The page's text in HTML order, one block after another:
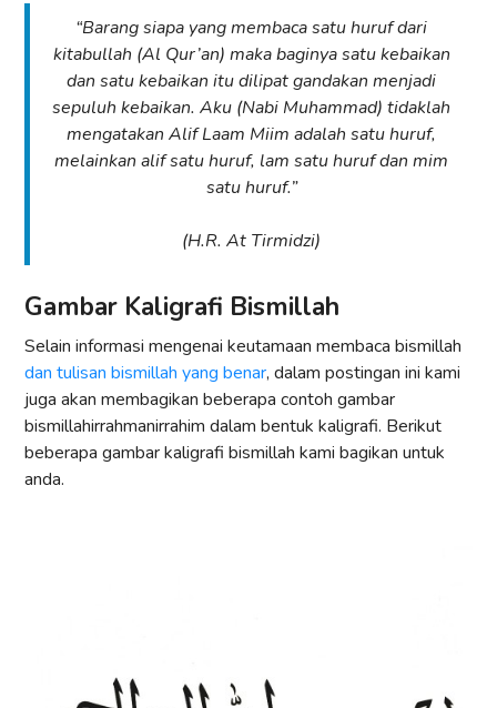
“Barang siapa yang membaca satu huruf dari
kitabullah (Al Qur’an) maka baginya satu kebaikan
dan satu kebaikan itu dilipat gandakan menjadi
sepuluh kebaikan. Aku (Nabi Muhammad) tidaklah
mengatakan Alif Laam Miim adalah satu huruf,
melainkan alif satu huruf, lam satu huruf dan mim
satu huruf.”
(H.R. At Tirmidzi)
Gambar Kaligrafi Bismillah
Selain informasi mengenai keutamaan membaca bismillah
dan tulisan bismillah yang benar, dalam postingan ini kami
juga akan membagikan beberapa contoh gambar
bismillahirrahmanirrahim dalam bentuk kaligrafi. Berikut
beberapa gambar kaligrafi bismillah kami bagikan untuk
anda.